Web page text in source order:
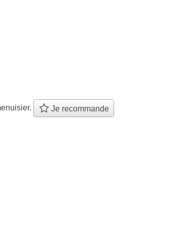
Je recommande